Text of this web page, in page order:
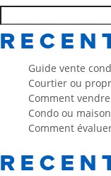
Guide vente
Courtier ou
Comment
Condo ou
Comment